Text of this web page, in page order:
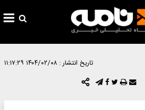
تاریخ انتشار : ۱۴۰۴/۰۲/۰۸ ۱۱:۱۷:۲۹